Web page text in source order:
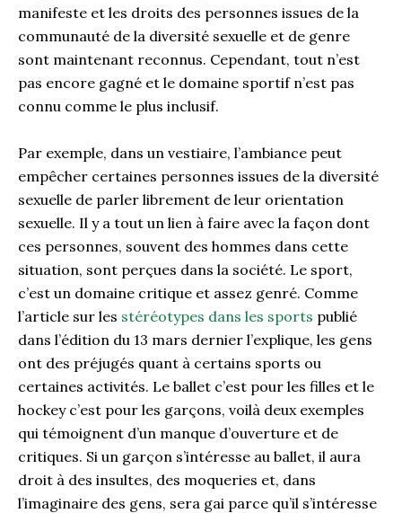
manifeste et les droits des personnes issues de la
communauté de la diversité sexuelle et de genre
sont maintenant reconnus. Cependant, tout n’est
pas encore gagné et le domaine sportif n’est pas
connu comme le plus inclusif.
Par exemple, dans un vestiaire, l’ambiance peut
empêcher certaines personnes issues de la diversité
sexuelle de parler librement de leur orientation
sexuelle. Il y a tout un lien à faire avec la façon dont
ces personnes, souvent des hommes dans cette
situation, sont perçues dans la société. Le sport,
c’est un domaine critique et assez genré. Comme
l’article sur les stéréotypes dans les sports publié
dans l’édition du 13 mars dernier l’explique, les gens
ont des préjugés quant à certains sports ou
certaines activités. Le ballet c’est pour les filles et le
hockey c’est pour les garçons, voilà deux exemples
qui témoignent d’un manque d’ouverture et de
critiques. Si un garçon s’intéresse au ballet, il aura
droit à des insultes, des moqueries et, dans
l’imaginaire des gens, sera gai parce qu’il s’intéresse